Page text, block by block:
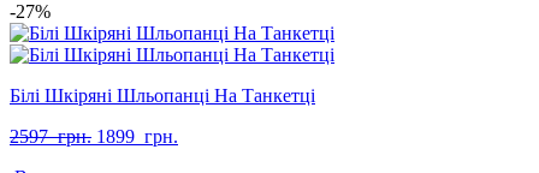
-27%
Білі Шкіряні Шльопанці На Танкетці
2597 грн. Оригінальна
1899 грн.